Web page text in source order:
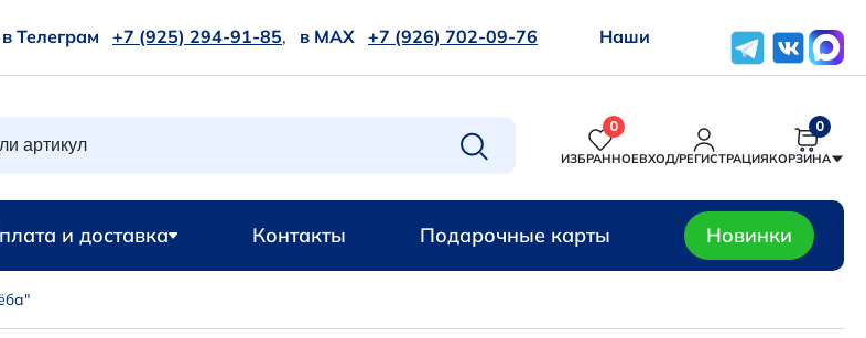
Телеграм +7 (925) 294-91-85, в MAX +7 (926) 702-09-76
Наши
0
ИЗБРАННОЕВХОД/РЕГИСТРАЦИЯ
0
КОРЗИНА
и доставка Контакты Подарочные карты Новинки